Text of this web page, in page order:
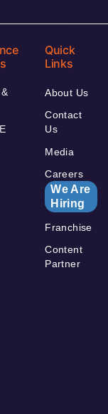
Quick
Links
About Us
Contact
Us
Media
Careers
We Are
Hiring
Franchise
Content
Partner